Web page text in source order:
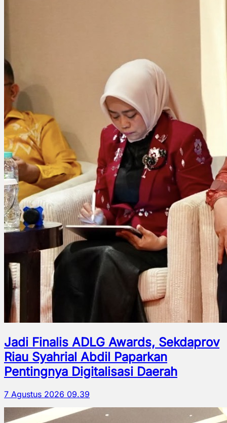
Jadi Finalis ADLG Awards, Sekdaprov
Riau Syahrial Abdil Paparkan
Pentingnya Digitalisasi Daerah
7 Agustus 2026 09.39